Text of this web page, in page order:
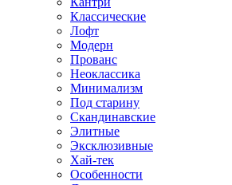
Классические
Лофт
Модерн
Прованс
Неоклассика
Минимализм
Под старину
Скандинавские
Элитные
Эксклюзивные
Хай-тек
Особенности